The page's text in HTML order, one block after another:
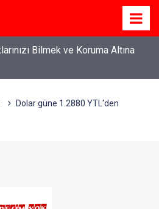
Bilmek ve Koruma Altına
Dolar güne 1.2880 YTL'den